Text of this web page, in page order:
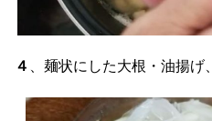
４ 、麺状にした大根・油揚げ